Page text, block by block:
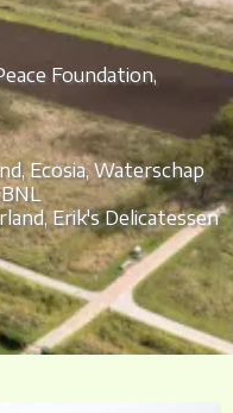
Foundation,
Ecosia, Waterschap
Erik's Delicatessen